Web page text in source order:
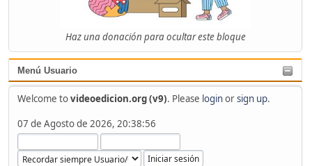
Haz una donación para ocultar este bloque
Menú Usuario
Welcome tovideoedicion.org (v9). Please loginorsign up.
07 de Agosto de 2026, 20:38:56